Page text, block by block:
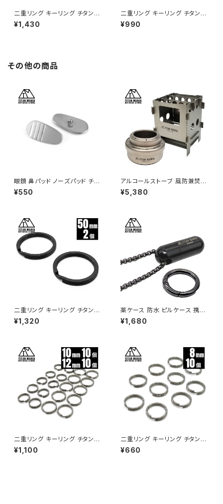
二重リング キーリング チタン製
ブラック 32mm×5個 超軽量 頑
丈 サビに強い 二重丸カン スプ
¥1,430
二重リング キーリング チタン製
ブラック 32mm×2個 超軽量 頑
丈 サビに強い 二重丸カン スプ
¥990
その他の商品
眼鏡 鼻パッド ノーズパッド チタ
ン製 Ver1 超軽量 ネジ式 メガ
ネパット 鼻パット チタンメタルパ
¥550
アルコールストーブ 風防兼焚き
火台 セット チタン製 超軽量 折
りたたみ式 焚き火台 コンパクト
ーブ コンロ ソロキャンプ アウト
ドア キャンプ用品
¥5,380
二重リング キーリング チタン製
ブラック 50mm×2個 超軽量 頑
丈 サビに強い 二重丸カン スプ
¥1,320
薬ケース 防水 ピルケース 携帯
型 チタン製 軽量 ニトロケース
薬入れ メモリアルケース カプセ
グ ペンダント ネックレス （ブラ
ック、チェーン付き）
¥1,680
二重リング キーリング チタン製
10mm/12mm×各10個セット 超
軽量 頑丈 サビに強い 二重丸カ
¥1,100
二重リング キーリング チタン製
8mm×10個 超軽量 頑丈 サビ
に強い 二重丸カン スプリットリ
¥660